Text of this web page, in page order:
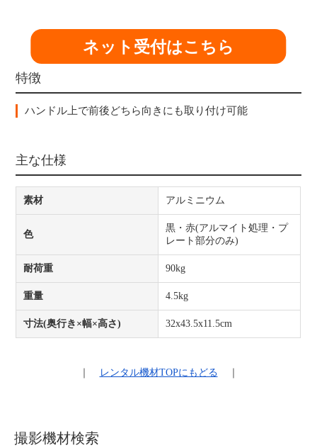
ネット受付はこちら
特徴
ハンドル上で前後どちら向きにも取り付け可能
主な仕様
素材 アルミニウム
色
黒・赤(アルマイト処理・プ
レート部分のみ)
耐荷重 90kg
重量 4.5kg
寸法(奥行き×幅×高さ) 32x43.5x11.5cm
レンタル機材TOPにもどる
撮影機材検索